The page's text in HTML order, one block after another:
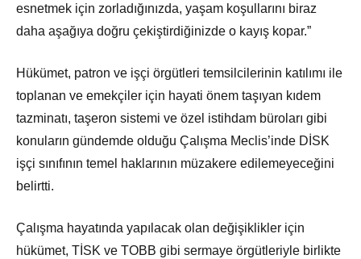
esnetmek için zorladığınızda, yaşam koşullarını biraz
daha aşağıya doğru çekiştirdiğinizde o kayış kopar.”
Hükümet, patron ve işçi örgütleri temsilcilerinin katılımı ile
toplanan ve emekçiler için hayati önem taşıyan kıdem
tazminatı, taşeron sistemi ve özel istihdam büroları gibi
konuların gündemde olduğu Çalışma Meclis’inde DİSK
işçi sınıfının temel haklarının müzakere edilemeyeceğini
belirtti.
Çalışma hayatında yapılacak olan değişiklikler için
hükümet, TİSK ve TOBB gibi sermaye örgütleriyle birlikte